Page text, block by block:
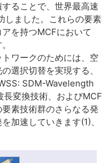
ることで、世界最高速
しました。これらの要素
を持つMCFにおいて
ワークのためには、空
選択切替を実現する、
SDM-Wavelength
変換技術、およびMCF
素技術群のさらなる発
加速していきます(1)、